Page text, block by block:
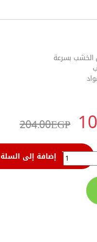
الخشب بسرعة
204.00EGP
إضافة إلى السلة